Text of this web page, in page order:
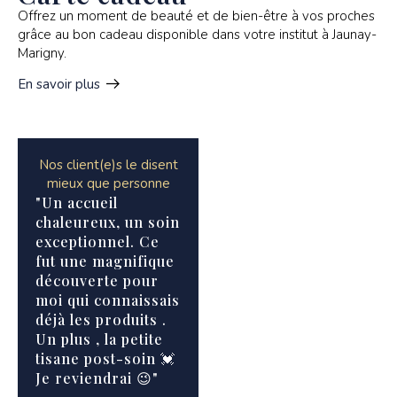
Offrez un moment de beauté et de bien-être à vos proches
grâce au bon cadeau disponible dans votre institut à Jaunay-
Marigny.
En savoir plus
Nos client(e)s le disent
mieux que personne
"Un accueil
chaleureux, un soin
exceptionnel. Ce
fut une magnifique
découverte pour
moi qui connaissais
déjà les produits .
Un plus , la petite
tisane post-soin 💓
Je reviendrai 😉"